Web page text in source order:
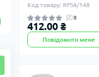
Код товару: RFS4/148
0
412.00 ₴
Повідомити мене